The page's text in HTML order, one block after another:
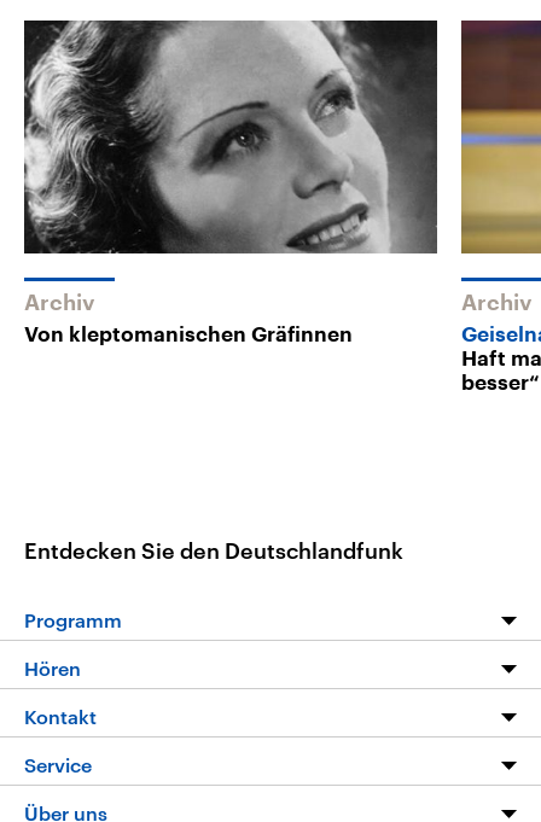
Archiv
Von kleptomanischen Gräfinnen
Archiv
Haft
besser“
Entdecken Sie den Deutschlandfunk
Programm
Programm
Die Nachrichten
Nachrichtenleicht
Neue Beiträge auf dlf.de
Hören
Livestream
Podcasts
Kontakt
Hörerservice
Service
FAQ
Über uns